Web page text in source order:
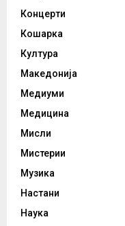
Концерти
Кошарка
Култура
Македонија
Медиуми
Медицина
Мисли
Мистерии
Музика
Настани
Наука